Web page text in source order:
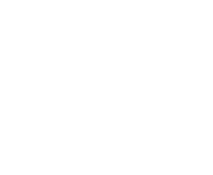
ein
anzuzeigen Bestes Wetter lud zum
hinein